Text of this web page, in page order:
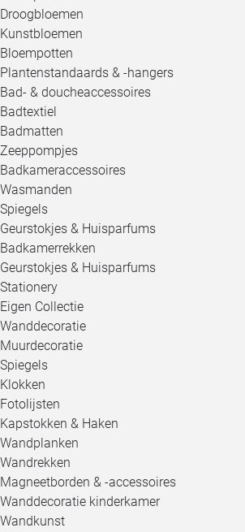
Droogbloemen
Kunstbloemen
Bloempotten
Plantenstandaards & -hangers
Bad- & doucheaccessoires
Badtextiel
Badmatten
Zeeppompjes
Badkameraccessoires
Wasmanden
Spiegels
Geurstokjes & Huisparfums
Badkamerrekken
Geurstokjes & Huisparfums
Stationery
Eigen Collectie
Wanddecoratie
Muurdecoratie
Spiegels
Klokken
Fotolijsten
Kapstokken & Haken
Wandplanken
Wandrekken
Magneetborden & -accessoires
Wanddecoratie kinderkamer
Wandkunst